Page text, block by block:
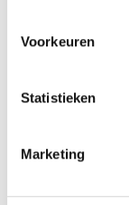
Voorkeuren
Statistieken
Marketing
Babystraatje.nl